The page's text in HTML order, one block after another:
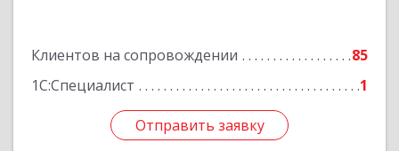
Клиентов на сопровождении
85
1С:Специалист
1
Отправить заявку
Отправить заявку